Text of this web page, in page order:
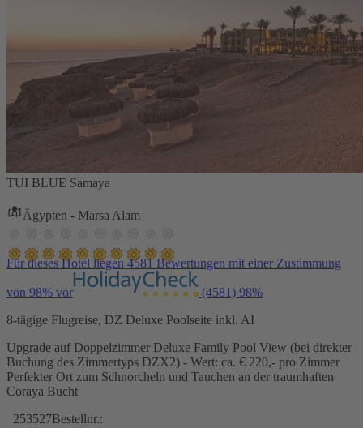
TUI BLUE Samaya
Ägypten - Marsa Alam
Für dieses Hotel liegen 4581 Bewertungen mit einer Zustimmung
von 98% vor (4581) 98%
8-tägige Flugreise, DZ Deluxe Poolseite inkl. AI
Upgrade auf Doppelzimmer Deluxe Family Pool View (bei direkter
Buchung des Zimmertyps DZX2) - Wert: ca. € 220,- pro Zimmer
Perfekter Ort zum Schnorcheln und Tauchen an der traumhaften
Coraya Bucht
253527Bestellnr.: